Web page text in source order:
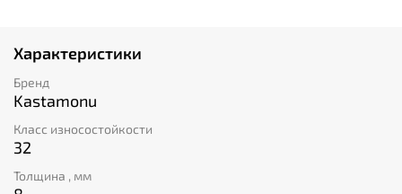
Характеристики
Бренд
Kastamonu
Класс износостойкости
32
Толщина , мм